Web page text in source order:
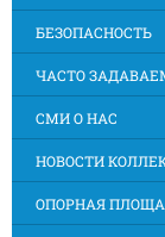
БЕЗОПАСНОСТЬ
ЧАСТО
СМИ О НАС
НОВОСТИ
ОПОРНАЯ